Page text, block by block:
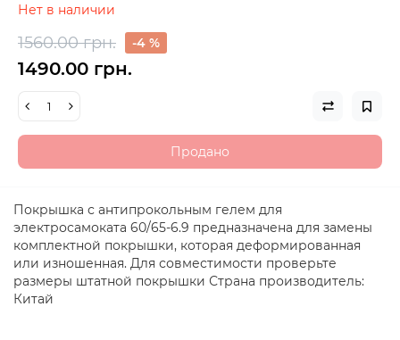
Нет в наличии
1560.00 грн. -4 %
1490.00 грн.
Продано
Покрышка с антипрокольным гелем для
электросамоката 60/65-6.9 предназначена для замены
комплектной покрышки, которая деформированная
или изношенная. Для совместимости проверьте
размеры штатной покрышки Страна производитель:
Китай